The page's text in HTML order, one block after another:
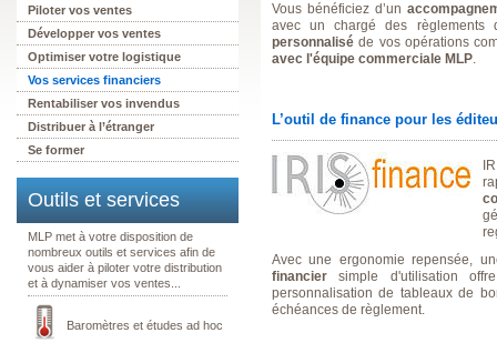
Piloter vos ventes
Développer vos ventes
Optimiser votre logistique
Vos services financiers
Rentabiliser vos invendus
Distribuer à l’étranger
Se former
Outils et services
MLP met à votre disposition de
nombreux outils et services afin de
vous aider à piloter votre distribution
et à dynamiser vos ventes...
Baromètres et études ad hoc
Vous bénéficiez d’un
avec un chargé des
personnaliséde vos opérations
avec l'équipe commerciale MLP.
L’outil de finance pour les
Avec une ergonomie repensée,
financier simple d'utilisation
personnalisation de tableaux de
échéances de règlement.